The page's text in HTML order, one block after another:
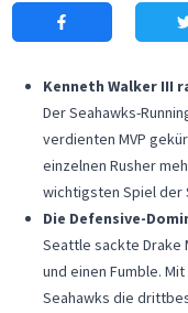
Kenneth Walker III
Der Seahawks-
verdienten MVP
einzelnen Rusher
wichtigsten Spiel der
Die Defensive-
Seattle sackte Drake
und einen Fumble.
Seahawks die